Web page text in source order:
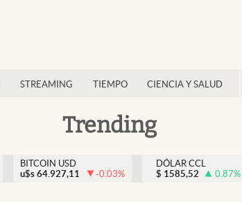
STREAMING TIEMPO CIENCIA Y SALUD
Trending
BITCOIN USD
u$s 64.927,11 -0.03%
DÓLAR CCL
$ 1585,52 0.87%